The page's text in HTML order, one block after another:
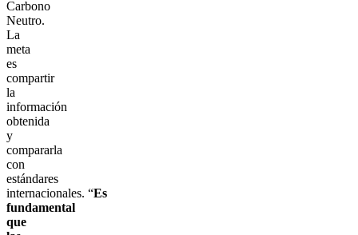
Carbono
Neutro.
La
meta
es
compartir
la
información
obtenida
y
compararla
con
estándares
internacionales. “Es
fundamental
que